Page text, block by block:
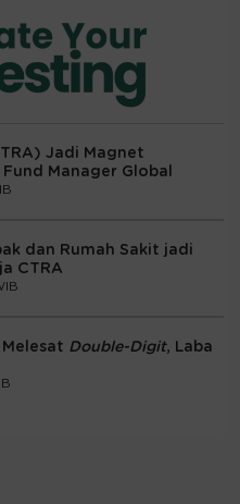
Jadi Magnet
Manager Global
dan Rumah Sakit jadi
CTRA
Double-Digit, Laba